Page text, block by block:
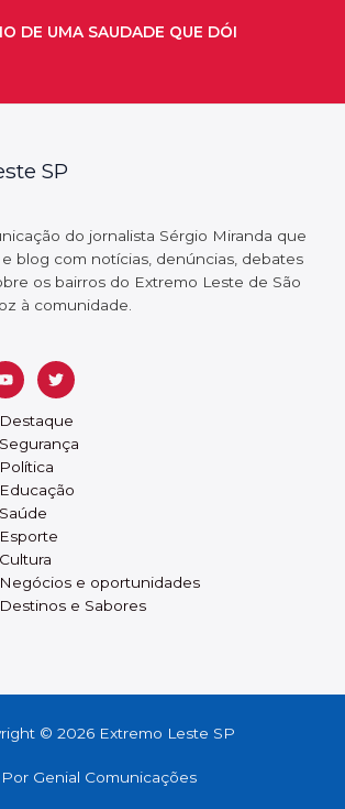
DE UMA SAUDADE QUE DÓI
SP
do jornalista Sérgio Miranda que
e blog com notícias, denúncias, debates
os bairros do Extremo Leste de São
à comunidade.
Destaque
Segurança
Política
Educação
Saúde
Esporte
Cultura
Negócios e oportunidades
Destinos e Sabores
© 2026 Extremo Leste SP
Por Genial Comunicações